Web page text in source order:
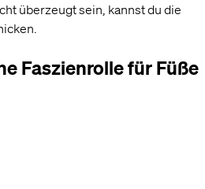
überzeugt sein, kannst du die
Faszienrolle für Füße